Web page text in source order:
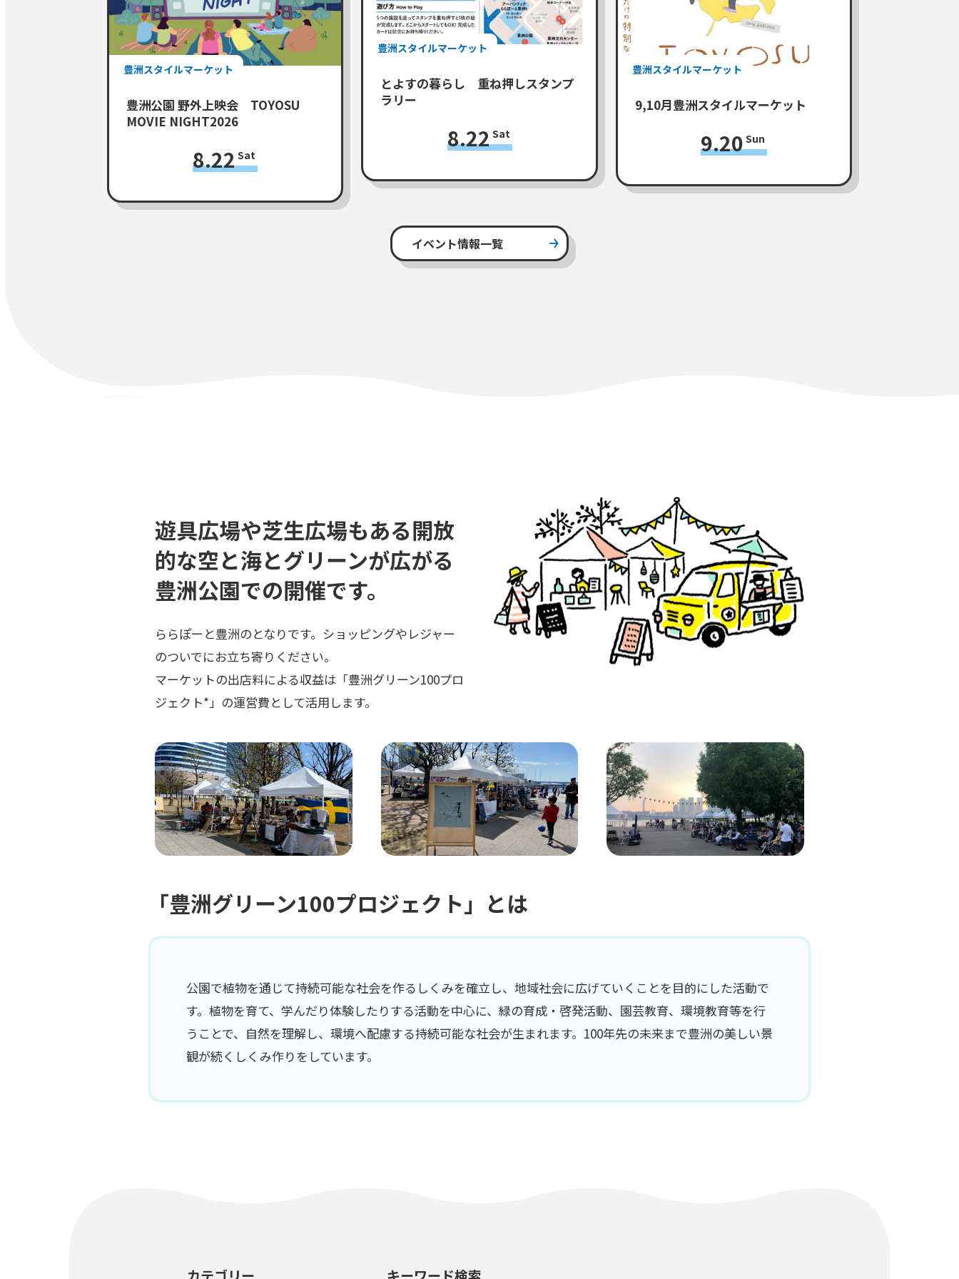
豊洲スタイルマーケット
豊洲公園 野外上映会 TOYOSU
MOVIE NIGHT2026
8.22Sat
豊洲スタイルマーケット
とよすの暮らし 重ね押しスタンプ
ラリー
8.22Sat
豊洲スタイルマーケット
9,10月豊洲スタイルマーケット
9.20Sun
イベント情報一覧
遊具広場や芝生広場もある開放
的な空と海とグリーンが広がる
豊洲公園での開催です。
ららぽーと豊洲のとなりです。ショッピングやレジャー
のついでにお立ち寄りください。
マーケットの出店料による収益は「豊洲グリーン100プロ
ジェクト*」の運営費として活用します。
「豊洲グリーン100プロジェクト」とは
公園で植物を通じて持続可能な社会を作るしくみを確立し、地域社会に広げていくことを目的にした活動で
す。植物を育て、学んだり体験したりする活動を中心に、緑の育成・啓発活動、園芸教育、環境教育等を行
うことで、自然を理解し、環境へ配慮する持続可能な社会が生まれます。100年先の未来まで豊洲の美しい景
観が続くしくみ作りをしています。